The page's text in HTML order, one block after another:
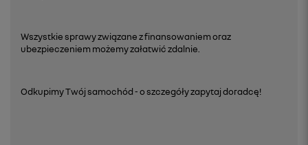
Wszystkie sprawy związane z finansowaniem oraz
ubezpieczeniem możemy załatwić zdalnie.
Odkupimy Twój samochód - o szczegóły zapytaj doradcę!